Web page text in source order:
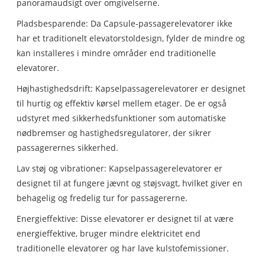
panoramaudsigt over omgivelserne.
Pladsbesparende: Da Capsule-passagerelevatorer ikke
har et traditionelt elevatorstoldesign, fylder de mindre og
kan installeres i mindre områder end traditionelle
elevatorer.
Højhastighedsdrift: Kapselpassagerelevatorer er designet
til hurtig og effektiv kørsel mellem etager. De er også
udstyret med sikkerhedsfunktioner som automatiske
nødbremser og hastighedsregulatorer, der sikrer
passagerernes sikkerhed.
Lav støj og vibrationer: Kapselpassagerelevatorer er
designet til at fungere jævnt og støjsvagt, hvilket giver en
behagelig og fredelig tur for passagererne.
Energieffektive: Disse elevatorer er designet til at være
energieffektive, bruger mindre elektricitet end
traditionelle elevatorer og har lave kulstofemissioner.